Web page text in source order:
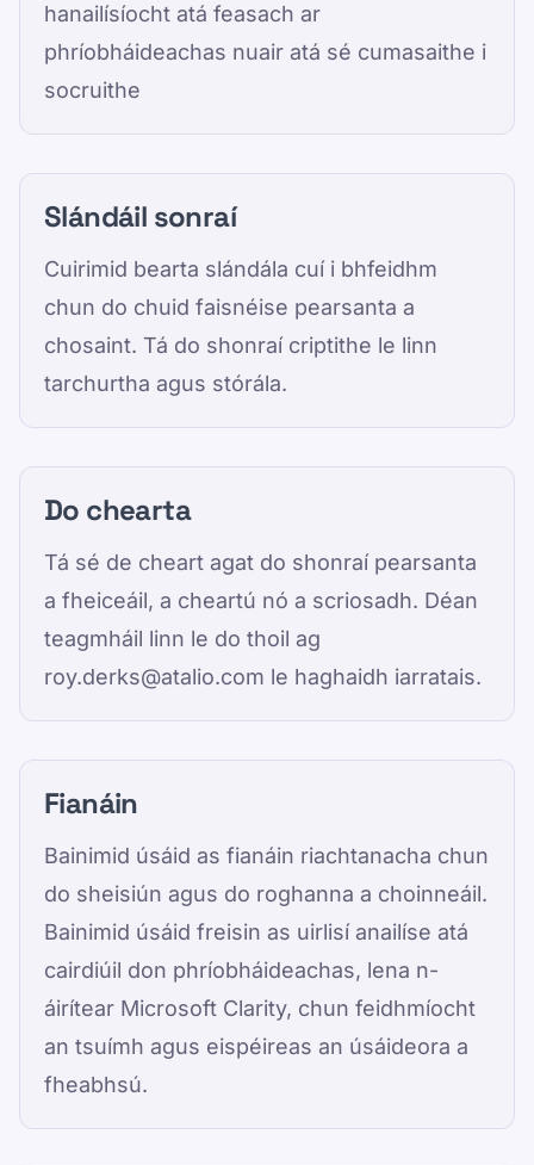
hanailísíocht atá feasach ar
phríobháideachas nuair atá sé cumasaithe i
socruithe
Slándáil sonraí
Cuirimid bearta slándála cuí i bhfeidhm
chun do chuid faisnéise pearsanta a
chosaint. Tá do shonraí criptithe le linn
tarchurtha agus stórála.
Do chearta
Tá sé de cheart agat do shonraí pearsanta
a fheiceáil, a cheartú nó a scriosadh. Déan
teagmháil linn le do thoil ag
roy.derks@atalio.com le haghaidh iarratais.
Fianáin
Bainimid úsáid as fianáin riachtanacha chun
do sheisiún agus do roghanna a choinneáil.
Bainimid úsáid freisin as uirlisí anailíse atá
cairdiúil don phríobháideachas, lena n-
áirítear Microsoft Clarity, chun feidhmíocht
an tsuímh agus eispéireas an úsáideora a
fheabhsú.